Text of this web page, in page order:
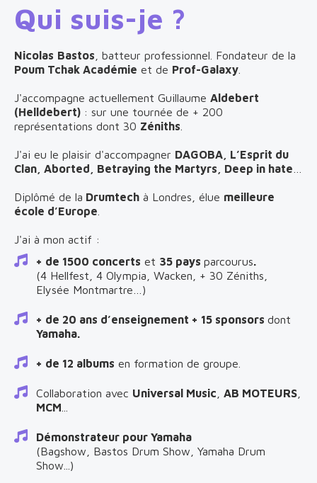
Qui suis-je ?
Nicolas Bastos , batteur professionnel. Fondateur de la
Poum Tchak Académie et de Prof-Galaxy
J'accompagne actuellement Guillaume Aldebert
(Helldebert) : sur une tournée de + 200
représentations dont 30 Zéniths
J'ai eu le plaisir d'accompagner DAGOBA, L’Esprit du
Clan, Aborted, Betraying the Martyrs, Deep in hate
Diplômé de la Drumtech à Londres, élue meilleure
école d’Europe
J'ai à mon actif :
+ de 1500 concerts et 35 pays parcourus.
(4 Hellfest, 4 Olympia, Wacken, + 30 Zéniths,
Elysée Montmartre…)
+ de 20 ans d’enseignement + 15 sponsors dont
Yamaha.
+ de 12 albums en formation de groupe.
Collaboration avec Universal Music AB MOTEURS
MCM
Démonstrateur pour Yamaha
(Bagshow, Bastos Drum Show, Yamaha Drum
Show...)